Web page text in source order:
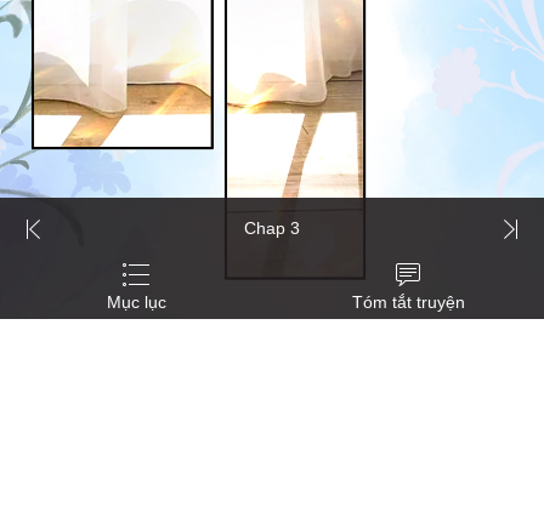
Chap 3
Mục lục Tóm tắt truyện